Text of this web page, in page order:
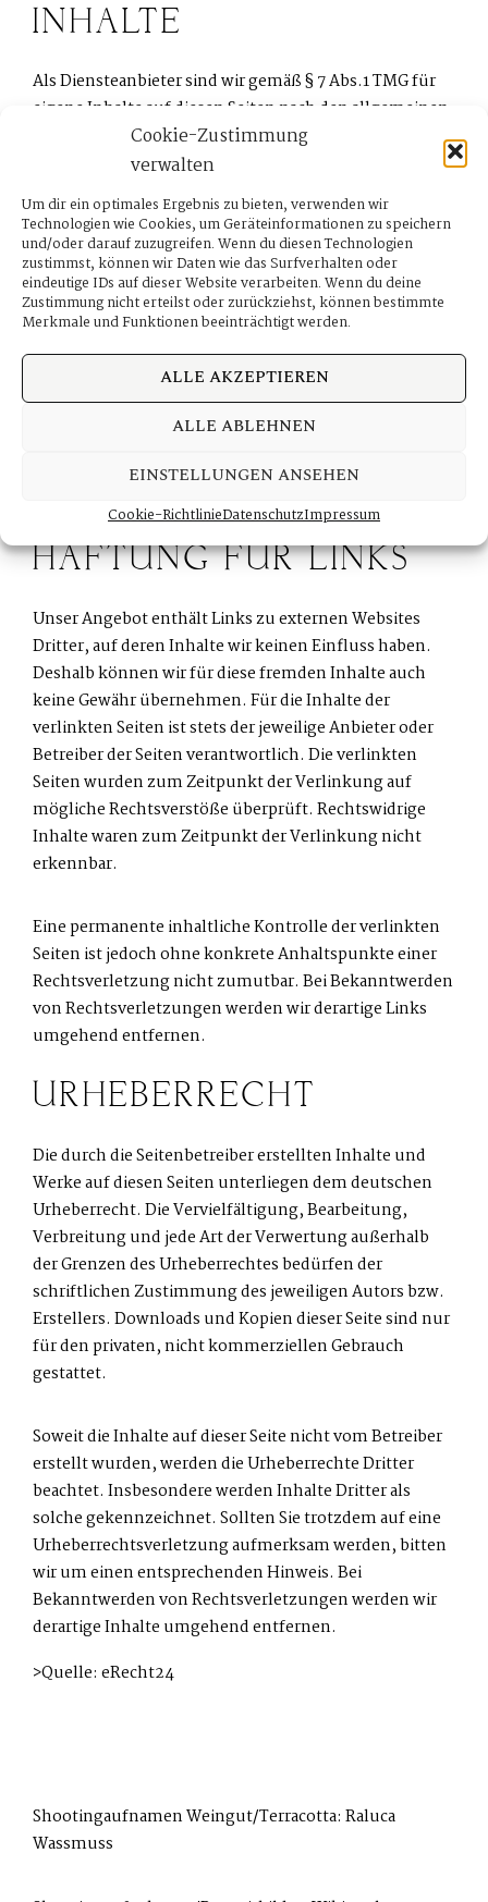
Cookie-Zustimmung
verwalten
Um dir ein optimales Ergebnis zu bieten, verwenden wir
Technologien wie Cookies, um Geräteinformationen zu speichern
und/oder darauf zuzugreifen. Wenn du diesen Technologien
zustimmst, können wir Daten wie das Surfverhalten oder
eindeutige IDs auf dieser Website verarbeiten. Wenn du deine
Zustimmung nicht erteilst oder zurückziehst, können bestimmte
Merkmale und Funktionen beeinträchtigt werden.
ALLE AKZEPTIEREN
ALLE ABLEHNEN
EINSTELLUNGEN ANSEHEN
Cookie-RichtlinieDatenschutzImpressum
INHALTE
Als Diensteanbieter sind wir gemäß § 7 Abs.1 TMG für
eigene Inhalte auf diesen Seiten nach den allgemeinen
Gesetzen verantwortlich. Nach §§ 8 bis 10 TMG sind wir
als Diensteanbieter jedoch nicht verpflichtet,
zu überwachen oder nach Umständen zu forschen, die
auf eine rechtswidrige Tätigkeit hinweisen.
Verpflichtungen zur Entfernung oder Sperrung der
Nutzung von Informationen nach den allgemeinen
Gesetzen bleiben hiervon unberührt. Eine
diesbezügliche Haftung ist jedoch erst ab dem
Zeitpunkt der Kenntnis einer konkreten
entsprechenden Rechtsverletzungen werden wir diese
HAFTUNG FÜR LINKS
Unser Angebot enthält Links zu externen Websites
Dritter, auf deren Inhalte wir keinen Einfluss haben.
Deshalb können wir für diese fremden Inhalte auch
keine Gewähr übernehmen. Für die Inhalte der
verlinkten Seiten ist stets der jeweilige Anbieter oder
Betreiber der Seiten verantwortlich. Die verlinkten
Seiten wurden zum Zeitpunkt der Verlinkung auf
mögliche Rechtsverstöße überprüft. Rechtswidrige
Inhalte waren zum Zeitpunkt der Verlinkung nicht
erkennbar.
Eine permanente inhaltliche Kontrolle der verlinkten
Seiten ist jedoch ohne konkrete Anhaltspunkte einer
Rechtsverletzung nicht zumutbar. Bei Bekanntwerden
von Rechtsverletzungen werden wir derartige Links
umgehend entfernen.
URHEBERRECHT
Die durch die Seitenbetreiber erstellten Inhalte und
Werke auf diesen Seiten unterliegen dem deutschen
Urheberrecht. Die Vervielfältigung, Bearbeitung,
Verbreitung und jede Art der Verwertung außerhalb
der Grenzen des Urheberrechtes bedürfen der
schriftlichen Zustimmung des jeweiligen Autors bzw.
Erstellers. Downloads und Kopien dieser Seite sind nur
für den privaten, nicht kommerziellen Gebrauch
gestattet.
Soweit die Inhalte auf dieser Seite nicht vom Betreiber
erstellt wurden, werden die Urheberrechte Dritter
beachtet. Insbesondere werden Inhalte Dritter als
solche gekennzeichnet. Sollten Sie trotzdem auf eine
Urheberrechtsverletzung aufmerksam werden, bitten
wir um einen entsprechenden Hinweis. Bei
Bekanntwerden von Rechtsverletzungen werden wir
derartige Inhalte umgehend entfernen.
>Quelle: eRecht24
Shootingaufnamen Weingut/Terracotta: Raluca
Wassmuss